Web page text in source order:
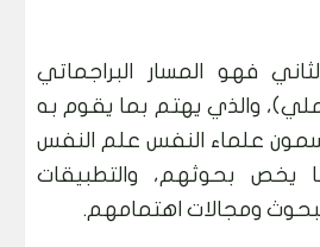
فهو المسار البراجماتي
والذي يهتم بما يقوم به
علماء النفس علم النفس
يخص بحوثهم، والتطبيقات
ومجالات اهتمامهم.